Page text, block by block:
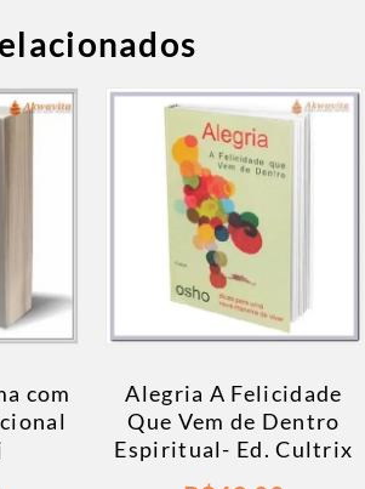
com
Alegria A Felicidade
Que Vem de Dentro
Espiritual- Ed. Cultrix